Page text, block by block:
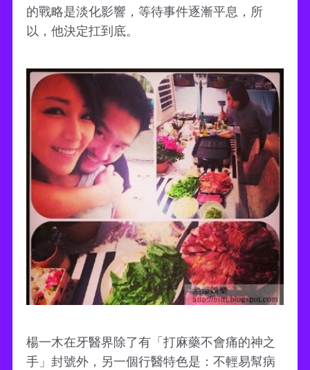
的戰略是淡化影響，等待事件逐漸平息，所
以，他決定扛到底。
楊一木在牙醫界除了有「打麻藥不會痛的神之
手」封號外，另一個行醫特色是：不輕易幫病